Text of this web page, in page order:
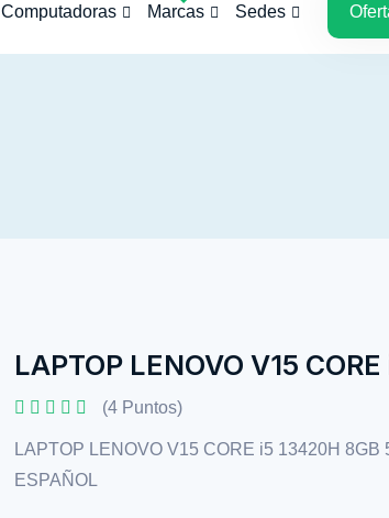
Computadoras Marcas Sedes
LAPTOP LENOVO V15 CORE
(4 Puntos)
LAPTOP LENOVO V15 CORE i5 13420H 8GB
ESPAÑOL